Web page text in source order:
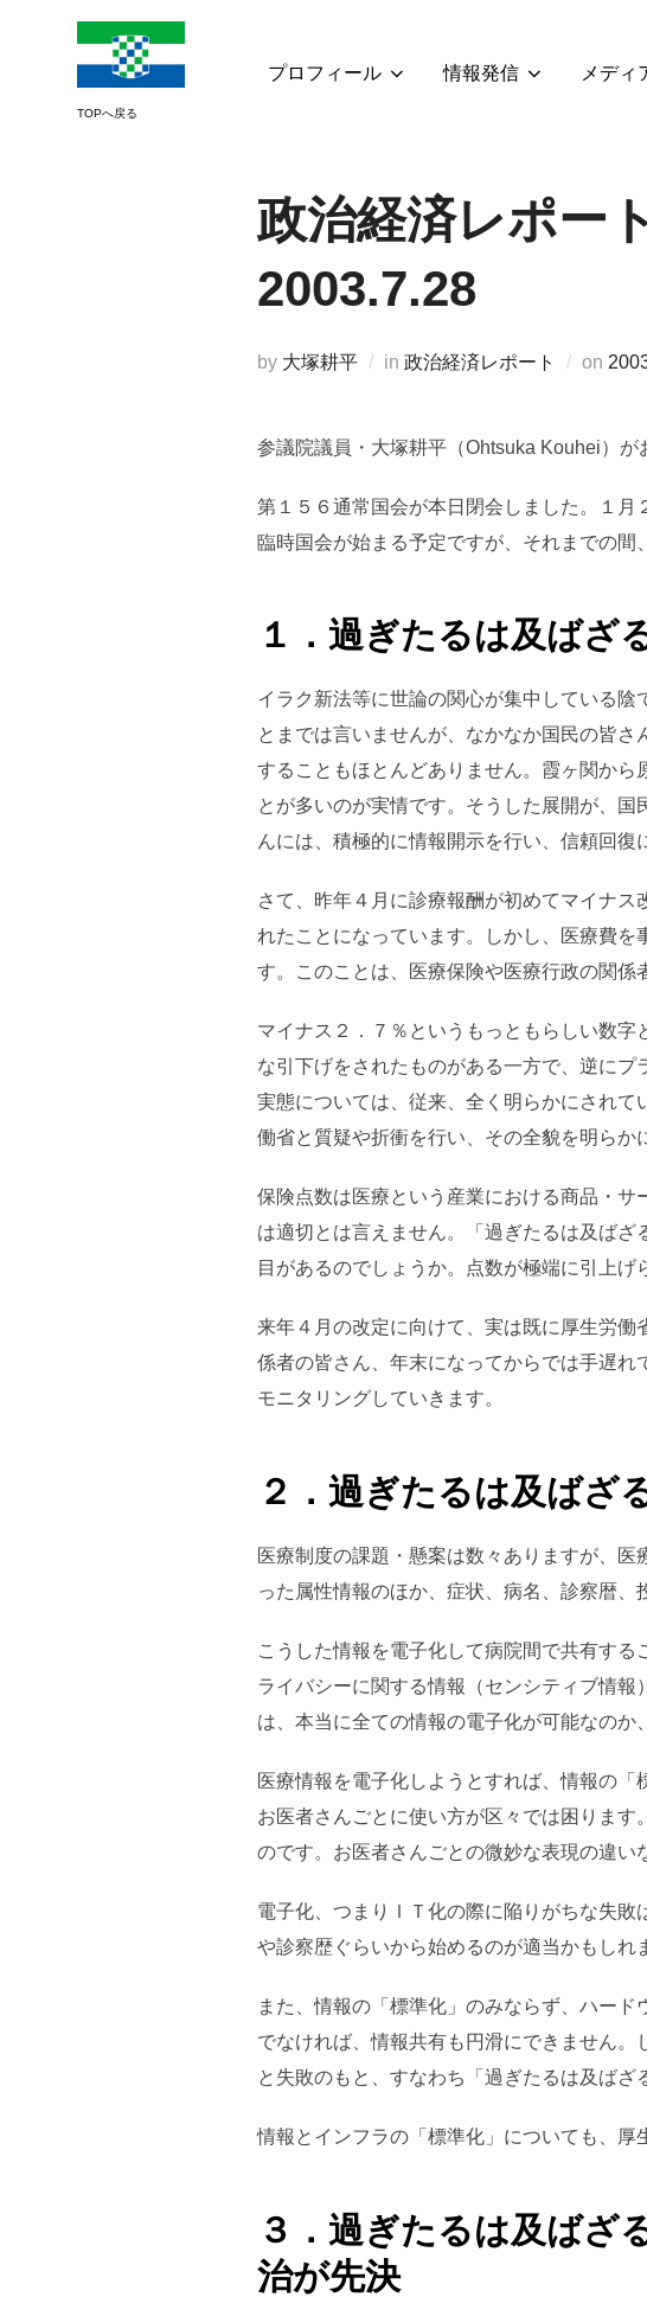
プロフィール 情報発信 メディ
政治経済レポー
2003.7.28
by 大塚耕平 in 政治経済レポート on 投
参議院議員・大塚耕平（Ohtsuka Kouhei）
第１５６通常国会が本日閉会しました。１月
臨時国会が始まる予定ですが、それまでの間
１．過ぎたるは及ばざ
イラク新法等に世論の関心が集中している陰
とまでは言いませんが、なかなか国民の皆
することもほとんどありません。霞ヶ関から
とが多いのが実情です。そうした展開が、
んには、積極的に情報開示を行い、信頼回復
さて、昨年４月に診療報酬が初めてマイナ
れたことになっています。しかし、医療費
す。このことは、医療保険や医療行政の関係
マイナス２．７％というもっともらしい数
な引下げをされたものがある一方で、逆に
実態については、従来、全く明らかにされ
働省と質疑や折衝を行い、その全貌を明らか
保険点数は医療という産業における商品・
は適切とは言えません。「過ぎたるは及ば
目があるのでしょうか。点数が極端に引上
来年４月の改定に向けて、実は既に厚生労
係者の皆さん、年末になってからでは手遅
モニタリングしていきます。
２．過ぎたるは及ばざ
医療制度の課題・懸案は数々ありますが、
った属性情報のほか、症状、病名、診察暦、
こうした情報を電子化して病院間で共有す
ライバシーに関する情報（センシティブ情
は、本当に全ての情報の電子化が可能なのか
医療情報を電子化しようとすれば、情報の「
お医者さんごとに使い方が区々では困りま
のです。お医者さんごとの微妙な表現の違い
電子化、つまりＩＴ化の際に陥りがちな失
や診察歴ぐらいから始めるのが適当かもしれ
また、情報の「標準化」のみならず、ハー
でなければ、情報共有も円滑にできません
と失敗のもと、すなわち「過ぎたるは及ばざ
情報とインフラの「標準化」についても、厚
３．過ぎたるは及ばざ
治が先決